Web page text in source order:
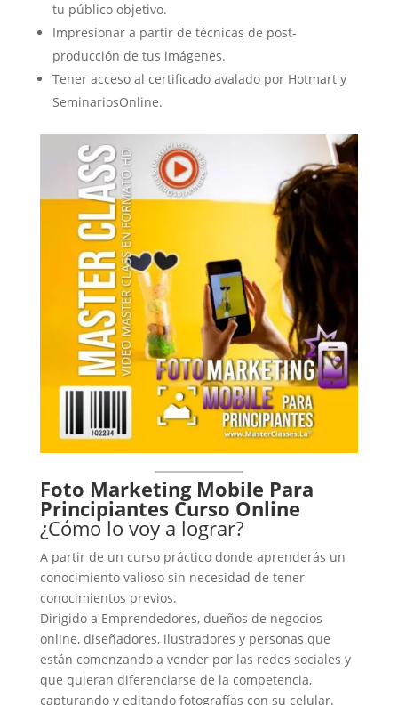
tu público objetivo.
Impresionar a partir de técnicas de post-
producción de tus imágenes.
Tener acceso al certificado avalado por Hotmart y
SeminariosOnline.
Foto Marketing Mobile Para
Principiantes Curso Online
¿Cómo lo voy a lograr?
A partir de un curso práctico donde aprenderás un
conocimiento valioso sin necesidad de tener
conocimientos previos.
Dirigido a Emprendedores, dueños de negocios
online, diseñadores, ilustradores y personas que
están comenzando a vender por las redes sociales y
que quieran diferenciarse de la competencia,
capturando y editando fotografías con su celular.